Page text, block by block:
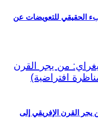
الحقيقي للتعويضات عن
يجر القرن الإفريقي إلى